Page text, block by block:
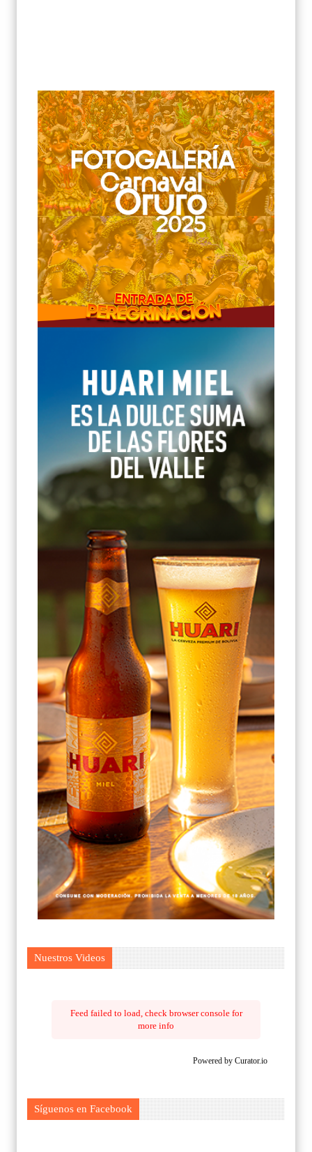
Nuestros Videos
Feed failed to load, check browser console for
more info
Powered by Curator.io
Síguenos en Facebook